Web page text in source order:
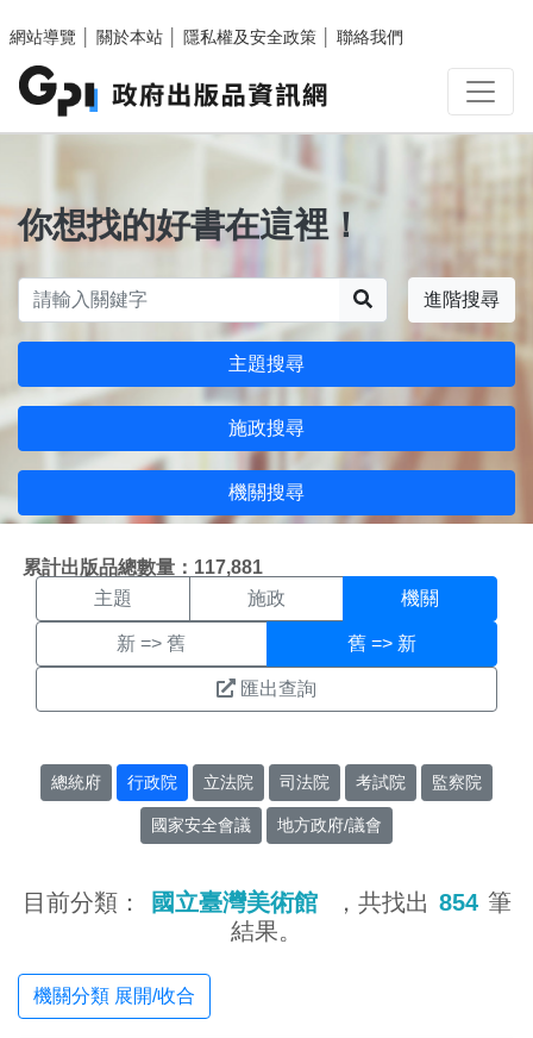
網站導覽
關於本站 隱私權及安全政策 聯絡我們
你想找的好書在這裡！
進階搜尋
主題搜尋
施政搜尋
機關搜尋
累計出版品總數量：117,881
機關搜尋結果頁面
主題 施政 機關
新 => 舊 舊 => 新
匯出查詢
總統府 行政院 立法院 司法院 考試院 監察院
國家安全會議 地方政府/議會
目前分類： 國立臺灣美術館 ，共找出 854 筆
結果。
機關分類 展開/收合